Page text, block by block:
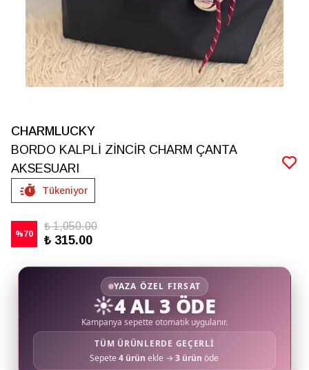
CHARMLUCKY
BORDO KALPLİ ZİNCİR CHARM ÇANTA
AKSESUARI
Tükeniyor
%70
₺ 1,050.00
₺ 315.00
YAZA ÖZEL FIRSAT
☀️4 AL 3 ÖDE
Kampanya sepette otomatik uygulanır.
TÜM ÜRÜNLERDE GEÇERLİ
Sepete4 ürün ekle →3 ürün öde